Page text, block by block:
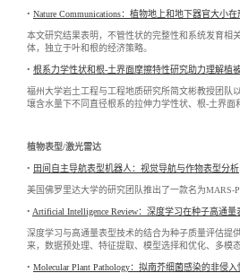
• Nature Communications：植物地上和地下器官大小
本文研究结果表明，不管性状的完整性和系统发育相
体，独立于叶和根的经济策略。
• 根系力学性状和根-土界面摩擦特性研究助力理解植
福州大学岩土工程与工程地质研究所简文彬教授团队
壤含水量下不同直径根系的拉伸力学性状、根-土界
植物表型/激光雷达
• 田间自主导航表型机器人：视觉导航与作物表型分析
美国佛罗里达大学的研究团队推出了一款名为MARS-
• Artificial Intelligence Review：深度学习在种子高通量
深度学习与高通量表型技术的结合为种子质量评估提
来，数据预处理、特征提取、模型选择和优化、多模
• Molecular Plant Pathology：拟南芥细菌感染的非侵